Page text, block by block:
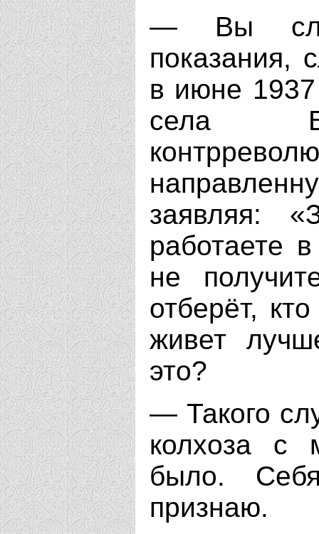
— Вы
показания,
в июне 1937
села
заявляя:
работаете
не
отберёт,
живет
это?
— Такого
колхоза с
было.
признаю.